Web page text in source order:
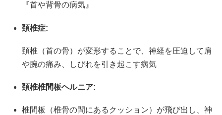
『首や背骨の病気』
頚椎症:
頚椎（首の骨）が変形することで、神経を圧迫して肩
や腕の痛み、しびれを引き起こす病気
頚椎椎間板ヘルニア:
椎間板（椎骨の間にあるクッション）が飛び出し、神